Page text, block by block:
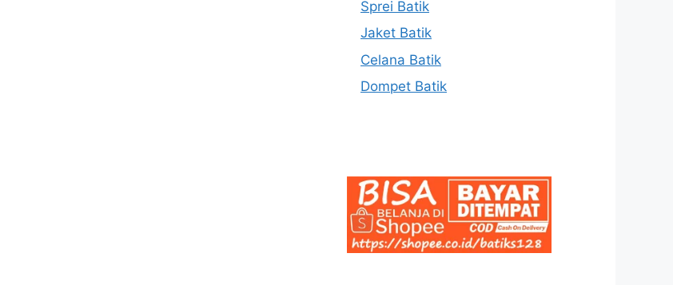
Sprei Batik
Jaket Batik
Celana Batik
Dompet Batik